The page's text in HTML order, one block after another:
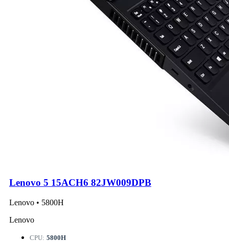
Lenovo 5 15ACH6 82JW009DPB
Lenovo • 5800H
Lenovo
CPU: 5800H